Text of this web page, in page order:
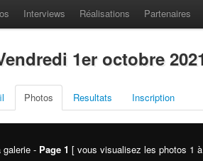
Interviews Réalisations Partenaires
1er octobre
Photos Resultats Inscription
- Page 1 [ vous visualisez les photos 1